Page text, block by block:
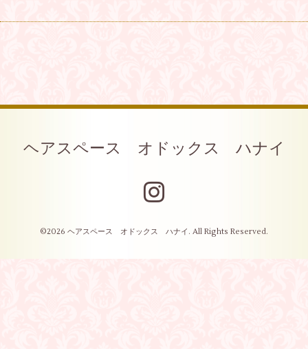
ヘアスペース オドックス ハナイ
©2026 ヘアスペース オドックス ハナイ . All Rights Reserved.